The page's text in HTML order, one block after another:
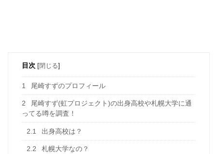
目次 [閉じる]
1 尾崎すずのプロフィール
2
尾崎すず(虹プロジェクト)の出身高校や札幌大学に通
ってる噂を調査！
2.1 出身高校は？
2.2 札幌大学なの？